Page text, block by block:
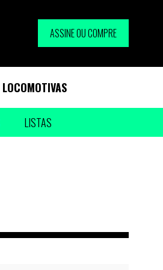
ASSINE OU COMPRE
LOCOMOTIVAS
LISTAS